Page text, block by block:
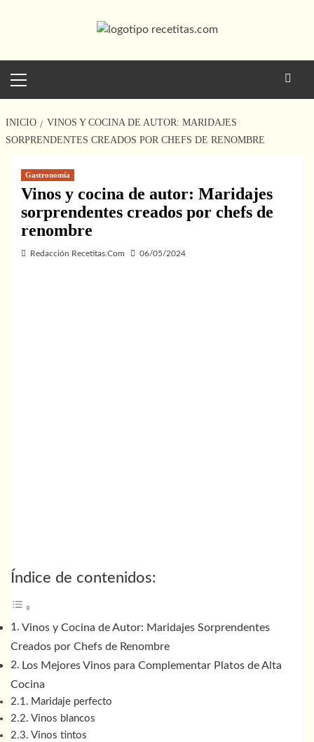
principal
INICIO
VINOS Y COCINA DE AUTOR: MARIDAJES
SORPRENDENTES CREADOS POR CHEFS DE RENOMBRE
Gastronomía
Vinos y cocina de autor: Maridajes
sorprendentes creados por chefs de
renombre
Redacción Recetitas.Com 06/05/2024
Índice de contenidos:
Vinos y Cocina de Autor: Maridajes Sorprendentes
Creados por Chefs de Renombre
Los Mejores Vinos para Complementar Platos de Alta
Cocina
Maridaje perfecto
Vinos blancos
Vinos tintos